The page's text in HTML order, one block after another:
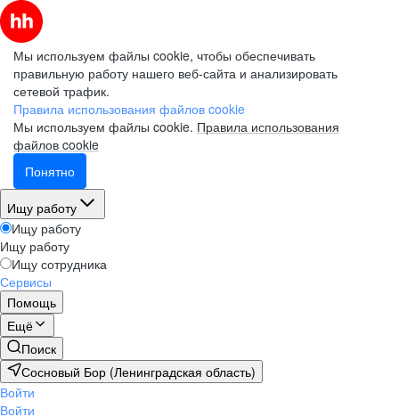
Мы используем файлы cookie, чтобы обеспечивать
правильную работу нашего веб-сайта и анализировать
сетевой трафик.
Правила использования файлов cookie
Мы используем файлы cookie. Правила использования
файлов cookie
Понятно
Ищу работу
Ищу работу
Ищу работу
Ищу сотрудника
Сервисы
Помощь
Ещё
Поиск
Сосновый Бор (Ленинградская область)
Войти
Войти